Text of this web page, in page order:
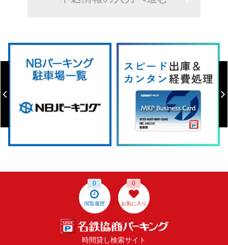
閲覧履歴
0
お気に入り
0
時間貸し検索サイト